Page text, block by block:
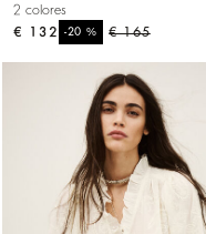
2 colores
€ 165
-20%
€ 132